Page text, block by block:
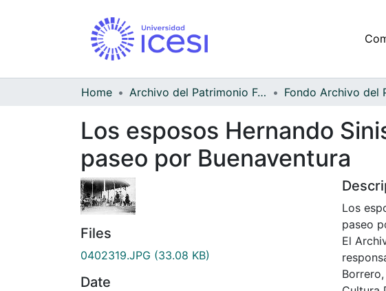
Home Archivo del Patrimonio Fotográfico y Fílmico del Valle del Cauca
Los esposos Hernando
paseo por Buenaventura
Files
0402319.JPG (33.08 KB)
Date
Los
paseo
El